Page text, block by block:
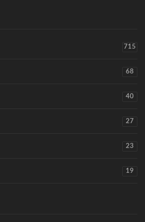
715
68
40
27
23
19